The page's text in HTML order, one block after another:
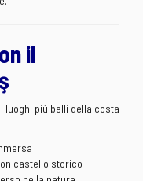
il
luoghi più belli della costa
castello storico